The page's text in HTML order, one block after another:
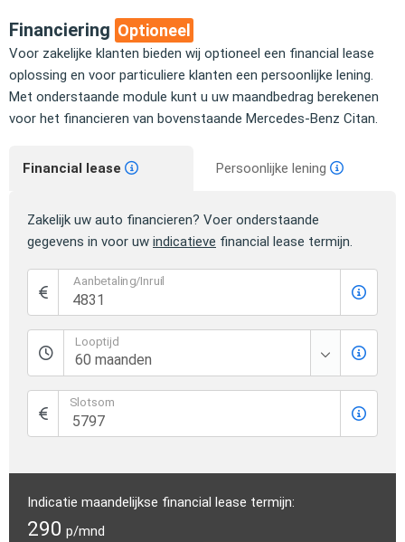
Financiering Optioneel
Voor zakelijke klanten bieden wij optioneel een financial lease
oplossing en voor particuliere klanten een persoonlijke lening.
Met onderstaande module kunt u uw maandbedrag berekenen
voor het financieren van bovenstaande Mercedes-Benz Citan.
Financial lease Persoonlijke lening
Zakelijk uw auto financieren? Voer onderstaande
gegevens in voor uw indicatieve financial lease termijn.
Aanbetaling/Inruil
Looptijd
Slotsom
Indicatie maandelijkse financial lease termijn:
290 p/mnd